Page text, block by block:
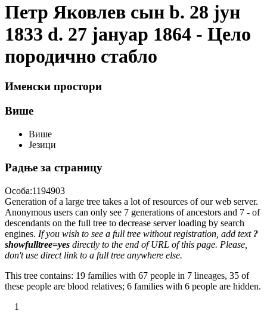
Петр Яковлев сын b. 28 јун
1833 d. 27 јануар 1864 - Цело
породично стабло
Именски простори
Више
Више
Језици
Радње за страницу
Особа:1194903
Generation of a large tree takes a lot of resources of our web server.
Anonymous users can only see 7 generations of ancestors and 7 - of
descendants on the full tree to decrease server loading by search
engines. If you wish to see a full tree without registration, add text ?
showfulltree=yes directly to the end of URL of this page. Please,
don't use direct link to a full tree anywhere else.
This tree contains: 19 families with 67 people in 7 lineages, 35 of
these people are blood relatives; 6 families with 6 people are hidden.
1